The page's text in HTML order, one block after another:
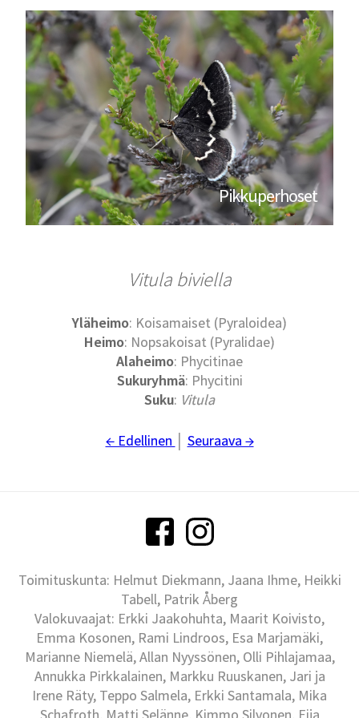
Pikkuperhoset
Vitula biviella
Yläheimo: Koisamaiset (Pyraloidea)
Heimo: Nopsakoisat (Pyralidae)
Alaheimo: Phycitinae
Sukuryhmä: Phycitini
Suku: Vitula
← Edellinen Seuraava →
Toimituskunta: Helmut Diekmann, Jaana Ihme, Heikki
Tabell, Patrik Åberg
Valokuvaajat: Erkki Jaakohuhta, Maarit Koivisto,
Emma Kosonen, Rami Lindroos, Esa Marjamäki,
Marianne Niemelä, Allan Nyyssönen, Olli Pihlajamaa,
Annukka Pirkkalainen, Markku Ruuskanen, Jari ja
Irene Räty, Teppo Salmela, Erkki Santamala, Mika